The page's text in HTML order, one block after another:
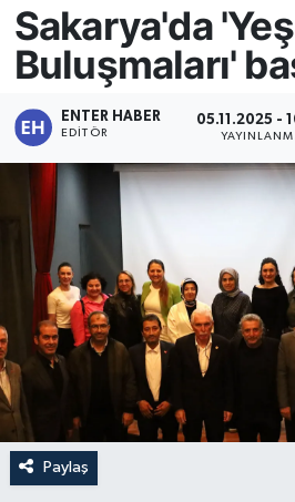
Sakarya'da
Buluşmaları'
ENTER HABER
EDITÖR
05.11.2025 -
Paylaş